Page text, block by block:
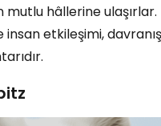
mutlu hâllerine ulaşırlar.
insan etkileşimi,